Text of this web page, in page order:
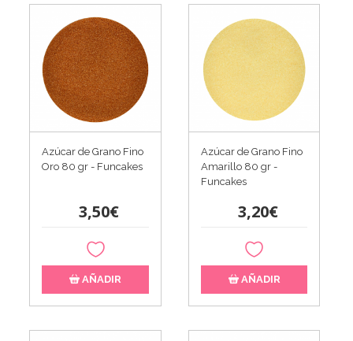
Azúcar de Grano Fino
Oro 80 gr - Funcakes
3,50€
AÑADIR
Azúcar de Grano Fino
Amarillo 80 gr -
Funcakes
3,20€
AÑADIR